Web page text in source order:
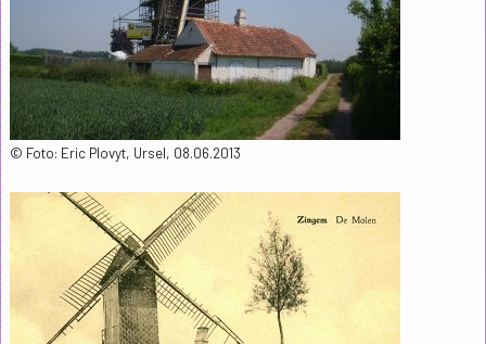
© Foto: Eric Plovyt, Ursel, 08.06.2013